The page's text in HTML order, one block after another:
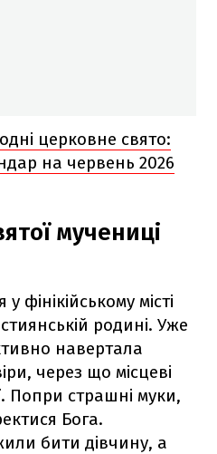
церковне свято:
на червень 2026
мучениці
місті
родині. Уже
навертала
через що місцеві
Попри страшні муки,
Бога.
бити дівчину, а